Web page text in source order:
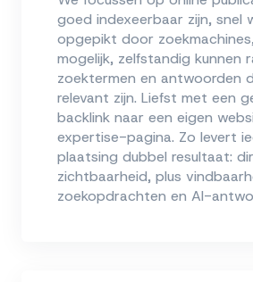
goed indexeerbaar zijn, snel
opgepikt door
mogelijk, zelfstandig kunnen
zoektermen en antwoorden
relevant zijn. Liefst met een
backlink naar een eigen
expertise-pagina. Zo levert
plaatsing dubbel resultaat:
zichtbaarheid, plus
zoekopdrachten en AI-